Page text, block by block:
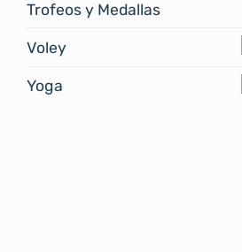
Trofeos y Medallas
Voley
Yoga